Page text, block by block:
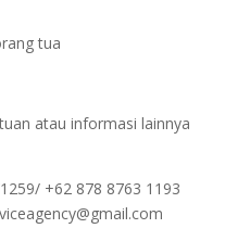
tua
atau informasi lainnya
+62 878 8763 1193